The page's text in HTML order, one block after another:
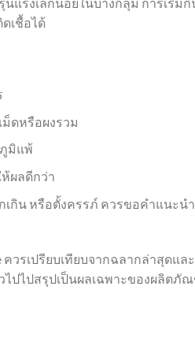
เชื้อได้
ดหรือผงรวม
มิแพ้
ผลดีกว่า
เกิน หรือตั้งครรภ์ ควรขอคำแนะนำ
ควรเปรียบเทียบจากฉลากล่าสุดและ
ปไปสรุปเป็นผลเฉพาะของผลิตภั